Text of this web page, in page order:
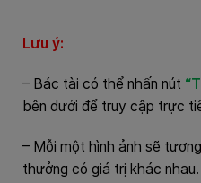
Lưu ý:
– Bác tài có thể nhấn nút
bên dưới để truy cập trực
– Mỗi một hình ảnh sẽ
thưởng có giá trị khác nhau.